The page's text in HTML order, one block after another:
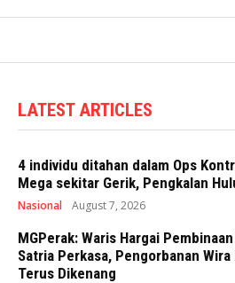
LATEST ARTICLES
4 individu ditahan dalam Ops
Mega sekitar Gerik, Pengkalan
Nasional August 7, 2026
MGPerak: Waris Hargai
Satria Perkasa, Pengorbanan Wira
Terus Dikenang